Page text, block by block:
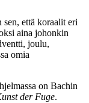
että koraalit eri
aina johonkin
joulu,
omia
on Bachin
der Fuge.